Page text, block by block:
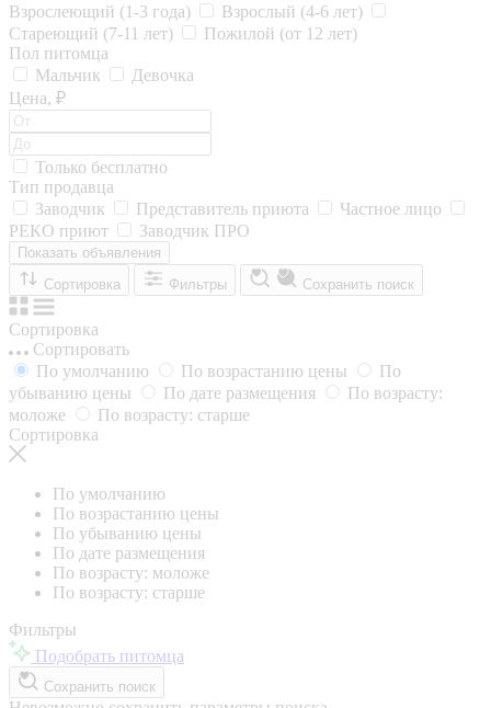
Взрослеющий (1-3 года)
Взрослый (4-6 лет)
Стареющий (7-11 лет)
Пожилой (от 12 лет)
Пол питомца
Мальчик
Девочка
Цена, ₽
Только бесплатно
Тип продавца
Заводчик
Представитель приюта
Частное лицо
РЕКО приют
Заводчик ПРО
Показать объявления
Сортировка
Фильтры Сохранить поиск
Сортировка
Сортировать
По умолчанию
По возрастанию цены
По
убыванию цены
По дате размещения
По возрасту:
моложе
По возрасту: старше
Сортировка
По умолчанию
По возрастанию цены
По убыванию цены
По дате размещения
По возрасту: моложе
По возрасту: старше
Фильтры
Подобрать питомца
Сохранить поиск